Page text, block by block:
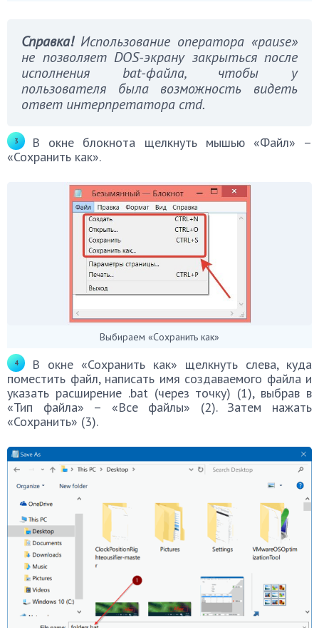
Справка!Использование оператора «pause»
не позволяет DOS-экрану закрыться после
исполнения bat-файла, чтобы у
пользователя была возможность видеть
ответ интерпретатора cmd.
В окне блокнота щелкнуть мышью «Файл» –
«Сохранить как».
Выбираем «Сохранить как»
В окне «Сохранить как» щелкнуть слева, куда
поместить файл, написать имя создаваемого файла и
указать расширение .bat (через точку) (1), выбрав в
«Тип файла» – «Все файлы» (2). Затем нажать
«Сохранить» (3).